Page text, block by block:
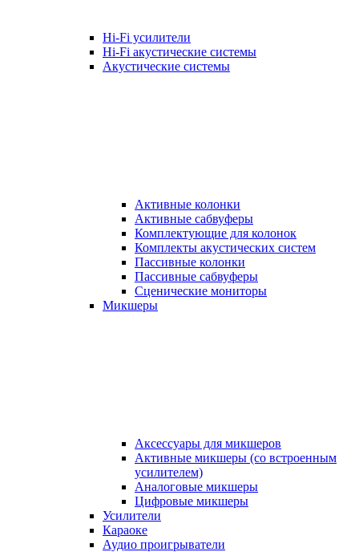
Hi-Fi усилители
Hi-Fi акустические системы
Акустические системы
Активные колонки
Активные сабвуферы
Комплектующие для колонок
Комплекты акустических систем
Пассивные колонки
Пассивные сабвуферы
Сценические мониторы
Микшеры
Аксессуары для микшеров
Активные микшеры (со встроенным
усилителем)
Аналоговые микшеры
Цифровые микшеры
Усилители
Караоке
Аудио проигрыватели